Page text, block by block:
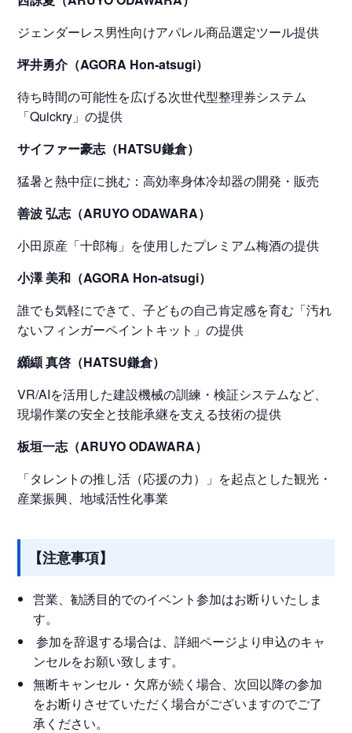
ジェンダーレス男性向けアパレル商品選定ツール提供
坪井勇介（AGORA Hon-atsugi）
待ち時間の可能性を広げる次世代型整理券システム
「Quickry」の提供
サイファー豪志（HATSU鎌倉）
猛暑と熱中症に挑む：高効率身体冷却器の開発・販売
善波 弘志（ARUYO ODAWARA）
小田原産「十郎梅」を使用したプレミアム梅酒の提供
小澤 美和（AGORA Hon-atsugi）
誰でも気軽にできて、子どもの自己肯定感を育む「汚れ
ないフィンガーペイントキット」の提供
纐纈 真啓（HATSU鎌倉）
VR/AIを活用した建設機械の訓練・検証システムなど、
現場作業の安全と技能承継を支える技術の提供
板垣一志（ARUYO ODAWARA）
「タレントの推し活（応援の力）」を起点とした観光・
産業振興、地域活性化事業
【注意事項】
営業、勧誘目的でのイベント参加はお断りいたしま
す。
参加を辞退する場合は、詳細ページより申込のキャ
ンセルをお願い致します。
無断キャンセル・欠席が続く場合、次回以降の参加
をお断りさせていただく場合がございますのでご了
承ください。